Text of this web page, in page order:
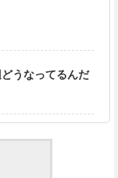
うなってるんだ